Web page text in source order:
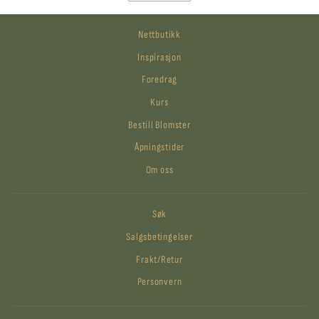
Nettbutikk
Inspirasjon
Foredrag
Kurs
Bestill Blomster
Åpningstider
Om oss
Søk
Salgsbetingelser
Frakt/Retur
Personvern